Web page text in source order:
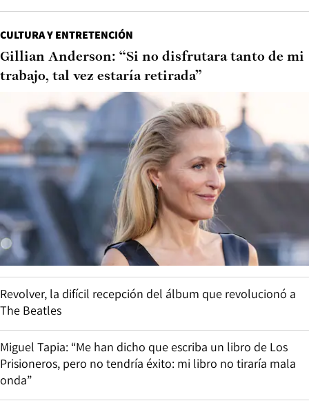
CULTURA Y ENTRETENCIÓN
Gillian Anderson: “Si no disfrutara tanto de mi
trabajo, tal vez estaría retirada”
Revolver, la difícil recepción del álbum que revolucionó a
The Beatles
Miguel Tapia: “Me han dicho que escriba un libro de Los
Prisioneros, pero no tendría éxito: mi libro no tiraría mala
onda”